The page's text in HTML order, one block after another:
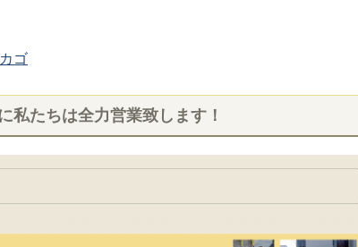
ゴ
私たちは全力営業致します！